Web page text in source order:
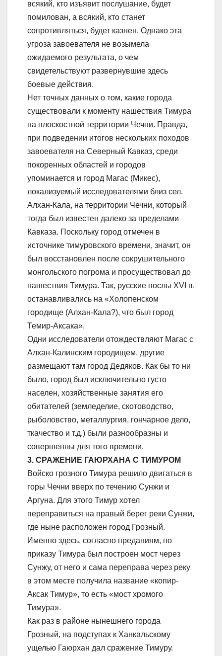
всякий, кто изъявит послушание, будет
помилован, а всякий, кто станет
сопротивляться, будет казнен. Однако эта
угроза завоевателя не возымела
ожидаемого результата, о чем
свидетельствуют развернувшие здесь
боевые действия.
Нет точных данных о том, какие города
существовали к моменту нашествия Тимура
на плоскостной территории Чечни. Правда,
при подведении итогов нескольких походов
завоевателя на Северный Кавказ, среди
покоренных областей и городов
упоминается и город Магас (Микес),
локализуемый исследователями близ сел.
Алхан-Кала, на территории Чечни, который
тогда был известен далеко за пределами
Кавказа. Поскольку город отмечен в
источнике тимуровского времени, значит, он
был восстановлен после сокрушительного
монгольского погрома и просуществовал до
нашествия Тимура. Так, русские послы XVI в.
останавливались на «Холопенском
городище (Алхан-Кала?), что был город
Темир-Аксака».
Одни исследователи отождествляют Магас с
Алхан-Калинским городищем, другие
размещают там город Дедяков. Как бы то ни
было, город был исключительно густо
населен, хозяйственные занятия его
обитателей (земледелие, скотоводство,
рыболовство, металлургия, гончарное дело,
ткачество и т.д.) были разнообразны и
совершенны для того времени.
3. СРАЖЕНИЕ ГАЮРХАНА С ТИМУРОМ
Войско грозного Тимура решило двигаться в
горы Чечни вверх по течению Сунжи и
Аргуна. Для этого Тимур хотел
переправиться на правый берег реки Сунжи,
где ныне расположен город Грозный.
Именно здесь, согласно преданиям, по
приказу Тимура был построен мост через
Сунжу, от него и сама переправа через реку
в этом месте получила название «копир-
Аксак Тимур», то есть «мост хромого
Тимура».
Как раз в районе нынешнего города
Грозный, на подступах к Ханкальскому
ущелью Гаюрхан дал сражение Тимуру.